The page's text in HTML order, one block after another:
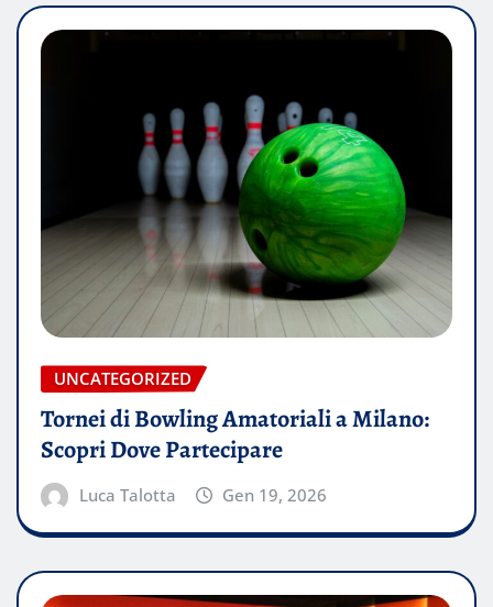
UNCATEGORIZED
Tornei di Bowling Amatoriali a Milano:
Scopri Dove Partecipare
Luca Talotta Gen 19, 2026